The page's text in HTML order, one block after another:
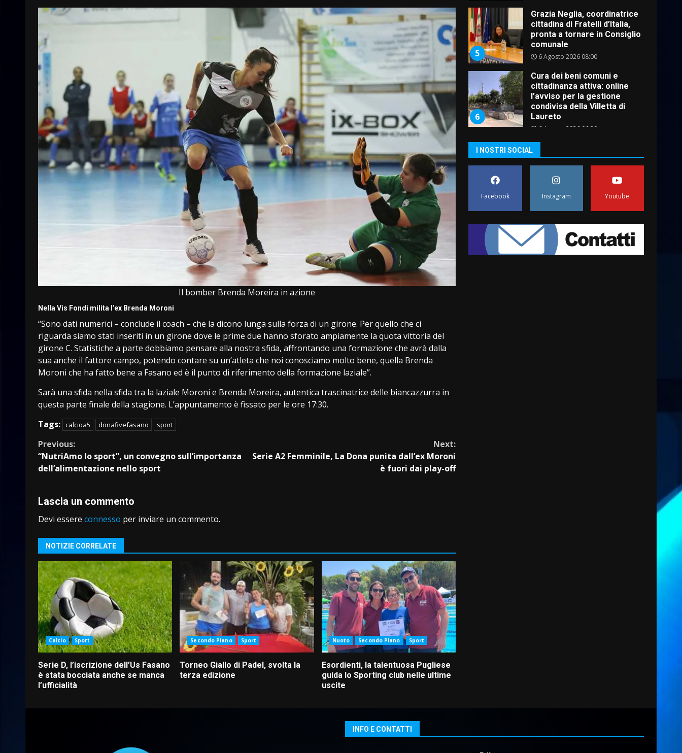
Il bomber Brenda Moreira in azione
Nella Vis Fondi milita l’ex Brenda Moroni
“Sono dati numerici – conclude il coach – che la dicono lunga sulla forza di un girone. Per quello che ci
riguarda siamo stati inseriti in un girone dove le prime due hanno sforato ampiamente la quota vittoria del
girone C. Statistiche a parte dobbiamo pensare alla nostra sfida, affrontando una formazione che avrà dalla
sua anche il fattore campo, potendo contare su un’atleta che noi conosciamo molto bene, quella Brenda
Moroni che ha fatto bene a Fasano ed è il punto di riferimento della formazione laziale”.
Sarà una sfida nella sfida tra la laziale Moroni e Brenda Moreira, autentica trascinatrice delle biancazzurra in
questa parte finale della stagione. L’appuntamento è fissato per le ore 17:30.
Tags: calcioa5 donafivefasano sport
Continue
Reading
Previous:
“NutriAmo lo sport”, un convegno sull’importanza
dell’alimentazione nello sport
Next:
Serie A2 Femminile, La Dona punita dall’ex Moroni
è fuori dai play-off
Lascia un commento
Devi essere connesso per inviare un commento.
NOTIZIE CORRELATE
Calcio Sport
Serie D, l’iscrizione dell’Us Fasano
è stata bocciata anche se manca
l’ufficialità
Secondo Piano Sport
Torneo Giallo di Padel, svolta la
terza edizione
Nuoto Secondo Piano Sport
Esordienti, la talentuosa Pugliese
guida lo Sporting club nelle ultime
uscite
5
Grazia Neglia, coordinatrice
cittadina di Fratelli d’Italia,
pronta a tornare in Consiglio
comunale
6 Agosto 2026 08:00
6
Cura dei beni comuni e
cittadinanza attiva: online
l’avviso per la gestione
condivisa della Villetta di
Laureto
6 Agosto 2026 06:20
prima assoluta de “L’Albergo
Belvedere. Il rapimento”
6 Agosto 2026 06:15
appuntamento con “Fasano in
Banda”
7 Agosto 2026 06:05
I NOSTRI SOCIAL
Facebook Instagram Youtube
INFO E CONTATTI